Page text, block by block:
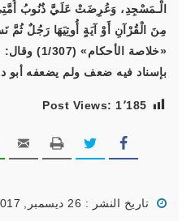
الْـمَسْجِدِ، وَعُرِضَتْ عَلَيَّ ذُنُوبُ
مِنَ الْقُرْآنِ أَوْ آيَةٍ أُوتِيَهَا رَجُلٌ ثُمَّ
«خلاصة
بإسناد فيه ضعف ولم يضعفه أبو
Post Views: 1٬185
تاريخ النشر : 26 ديسمبر, 2017